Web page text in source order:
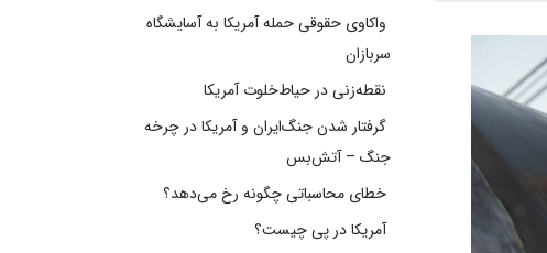
واکاوی حقوقی حمله آمریکا به آسایشگاه
سربازان
نقطه‌زنی در حیاط‌خلوت آمریکا
گرفتار شدن جنگ‌ایران و آمریکا در چرخه
جنگ – آتش‌بس
خطای محاسباتی چگونه رخ می‌دهد؟
آمریکا در پی چیست؟